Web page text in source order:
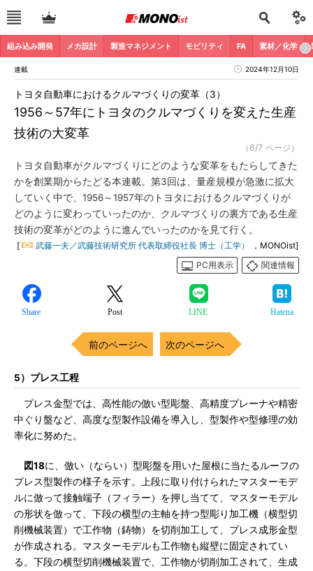
組み込み開発 メカ設計 製造マネジメント モビリティ FA 素材／化学
連載 2024年12月10日
1956～57年にトヨタのクルマづくりを変えた生産
技術の大変革
トヨタ自動車におけるクルマづくりの変革（3）
（6/7 ページ）
トヨタ自動車がクルマづくりにどのような変革をもたらしてきた
かを創業期からたどる本連載。第3回は、量産規模が急激に拡大
していく中で、1956～1957年のトヨタにおけるクルマづくりが
どのように変わっていったのか、クルマづくりの裏方である生産
技術の変革がどのように進んでいったのかを見て行く。
[ 武藤一夫／武藤技術研究所 代表取締役社長 博士（工学）
，MONOist]
PC用表示
関連情報
Share Post LINE Hatena
前のページへ 次のページへ
5）プレス工程
プレス金型では、高性能の倣い型彫盤、高精度プレーナや精密
中ぐり盤など、高度な型製作設備を導入し、型製作や型修理の効
率化に努めた。
図18に、倣い（ならい）型彫盤を用いた屋根に当たるルーフの
プレス型製作の様子を示す。上段に取り付けられたマスターモデ
ルに倣って接触端子（フィラー）を押し当てて、マスターモデル
の形状を倣って、下段の横型の主軸を持つ型彫り加工機（横型切
削機械装置）で工作物（鋳物）を切削加工して、プレス成形金型
が作成される。マスターモデルも工作物も縦壁に固定されてい
る。下段の横型切削機械装置で、工作物が切削加工されて、生成